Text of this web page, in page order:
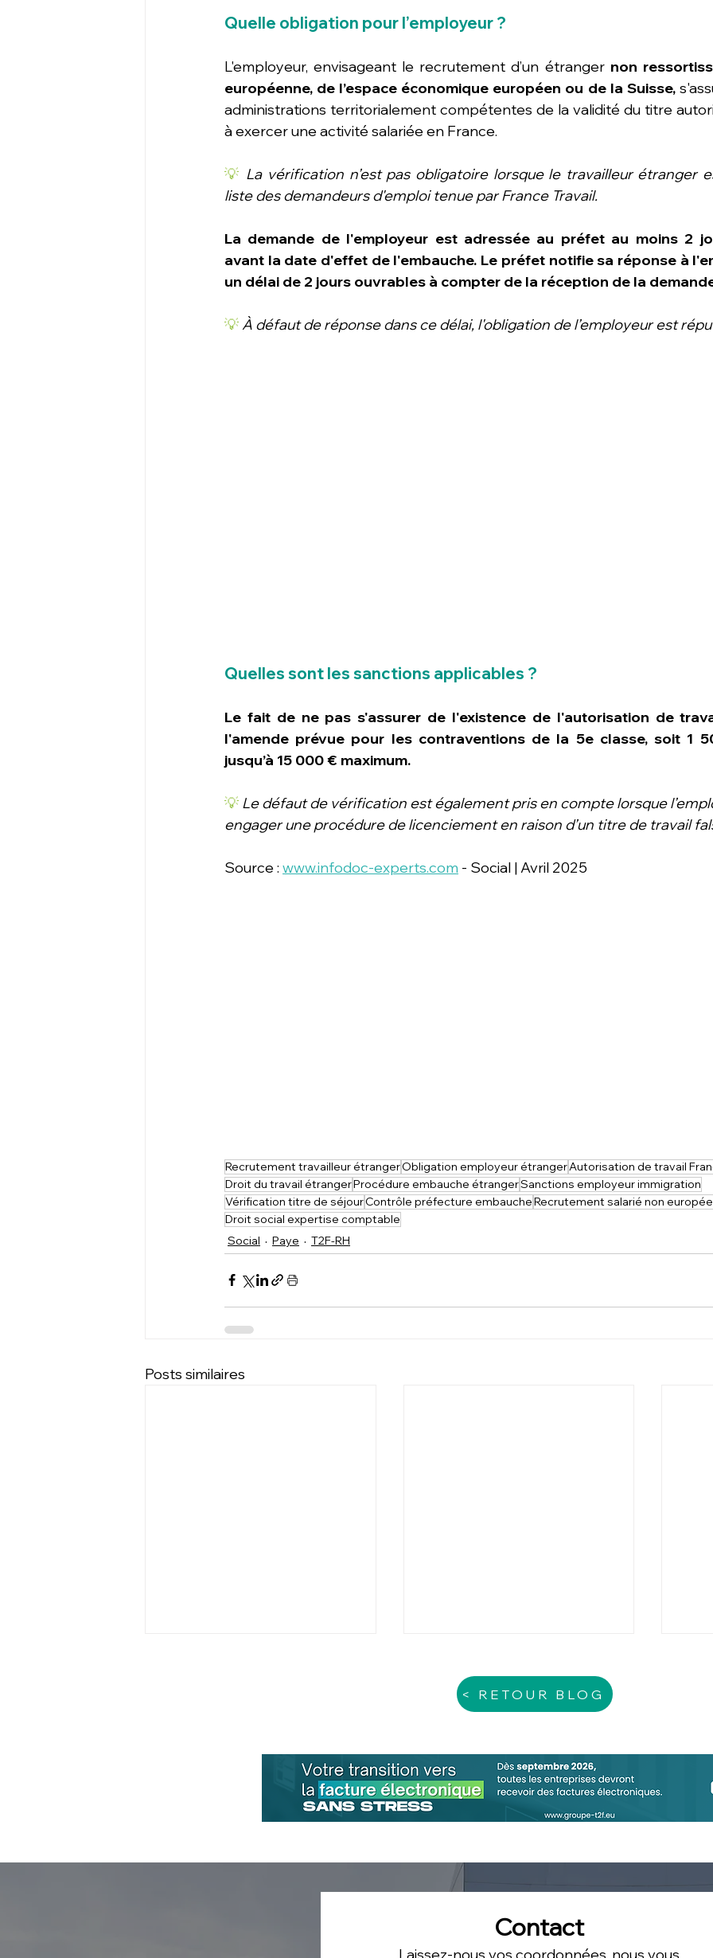
Quelle obligation pour l’employeur ?
L'employeur, envisageant le recrutement d’un étranger non
européenne, de l’espace économique européen ou de la Suisse,
administrations territorialement compétentes de la validité du titre
à exercer une activité salariée en France.
💡 La vérification n’est pas obligatoire lorsque le travailleur étranger
liste des demandeurs d'emploi tenue par France Travail.
La demande de l'employeur est adressée au préfet au moins 2
avant la date d'effet de l'embauche. Le préfet notifie sa réponse à
un délai de 2 jours ouvrables à compter de la réception de la
💡 À défaut de réponse dans ce délai, l'obligation de l’employeur est
Quelles sont les sanctions applicables ?
Le fait de ne pas s'assurer de l'existence de l'autorisation de
l'amende prévue pour les contraventions de la 5e classe, soit 1
jusqu’à 15 000 € maximum.
💡 Le défaut de vérification est également pris en compte lorsque
engager une procédure de licenciement en raison d’un titre de travail
Source : www.infodoc-experts.com - Social | Avril 2025
Recrutement travailleur étrangerObligation employeur étrangerAutorisation de travail
Droit du travail étrangerProcédure embauche étrangerSanctions employeur immigration
Vérification titre de séjourContrôle préfecture embaucheRecrutement salarié non
Droit social expertise comptable
Social
Paye T2F-RH
Posts similaires
Audit social : Pourquoi et
comment sécuriser votre
Bilan social et dialogue
social : un outil au service
du CSE et des salariés
du
< RETOUR BLOG
Contact